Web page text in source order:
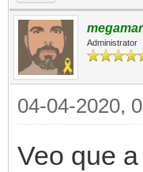
Administrator
04-04-2020,
Veo que